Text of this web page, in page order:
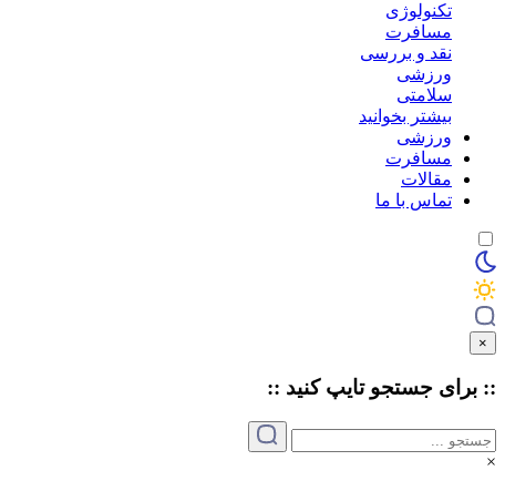
تکنولوژی
مسافرت
نقد و بررسی
ورزشی
سلامتی
بیشتر بخوانید
ورزشی
مسافرت
مقالات
تماس با ما
×
:: برای جستجو تایپکنید ::
×